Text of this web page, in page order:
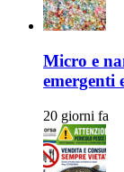
Micro e
emergenti
20 giorni fa